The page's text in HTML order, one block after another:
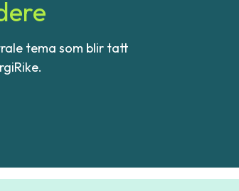
tema som blir tatt